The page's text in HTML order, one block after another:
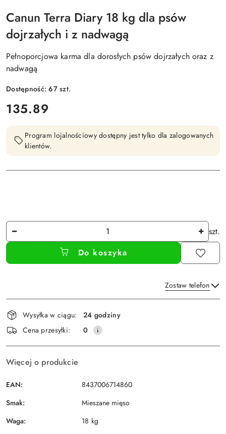
Canun Terra Diary 18 kg dla psów
dojrzałych i z nadwagą
Pełnoporcjowa karma dla dorosłych psów dojrzałych oraz z
nadwagą
Dostępność:67szt.
cena:
135.89
Program lojalnościowy dostępny jest tylko dla zalogowanych
klientów.
Ilość
szt.
Do koszyka
Zostaw telefon
Wyślij
Dostępność
i
dostawa
Wysyłka w ciągu:
24 godziny
Cena przesyłki:
0
Więcej o produkcie
EAN:
8437006714860
Smak:
Mieszane mięso
Waga:
18 kg